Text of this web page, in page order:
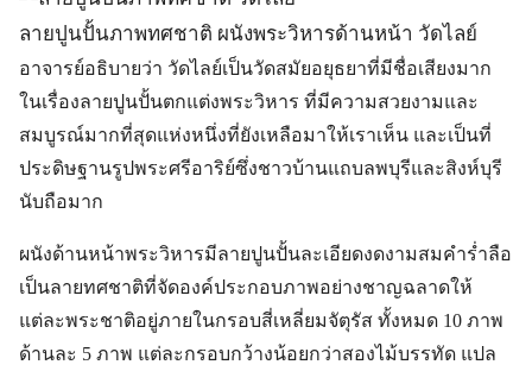
ลายปูนปั้นภาพทศชาติ ผนังพระวิหารด้านหน้า วัดไลย์
อาจารย์อธิบายว่า วัดไลย์เป็นวัดสมัยอยุธยาที่มีชื่อเสียงมาก
ในเรื่องลายปูนปั้นตกแต่งพระวิหาร ที่มีความสวยงามและ
สมบูรณ์มากที่สุดแห่งหนึ่งที่ยังเหลือมาให้เราเห็น และเป็นที่
ประดิษฐานรูปพระศรีอาริย์ซึ่งชาวบ้านแถบลพบุรีและสิงห์บุรี
นับถือมาก
ผนังด้านหน้าพระวิหารมีลายปูนปั้นละเอียดงดงามสมคำร่ำลือ
เป็นลายทศชาติที่จัดองค์ประกอบภาพอย่างชาญฉลาดให้
แต่ละพระชาติอยู่ภายในกรอบสี่เหลี่ยมจัตุรัส ทั้งหมด 10 ภาพ
ด้านละ 5 ภาพ แต่ละกรอบกว้างน้อยกว่าสองไม้บรรทัด แปล